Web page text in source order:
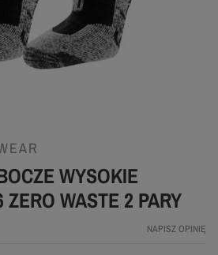
WYSOKIE
WASTE 2 PARY
NAPISZ OPINIĘ